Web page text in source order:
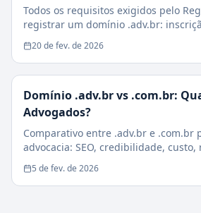
Todos os requisitos exigidos pelo
registrar um domínio .adv.br:
sociedades, estagiários e casos
20 de fev. de 2026
Domínio .adv.br vs .com.br:
Advogados?
Comparativo entre .adv.br e .com.br
advocacia: SEO, credibilidade, custo,
impacto na conversão de clientes.
5 de fev. de 2026